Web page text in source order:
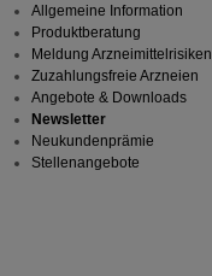
Allgemeine Information
Produktberatung
Meldung Arzneimittelrisiken
Zuzahlungsfreie Arzneien
Angebote & Downloads
Newsletter
Neukundenprämie
Stellenangebote